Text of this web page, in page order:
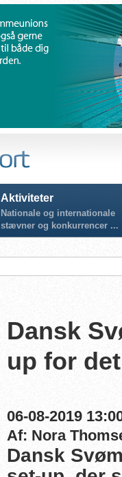
Aktiviteter
Nationale og internationale
stævner og konkurrencer ...
Dansk
up for
06-08-2019
Af: Nora
Dansk